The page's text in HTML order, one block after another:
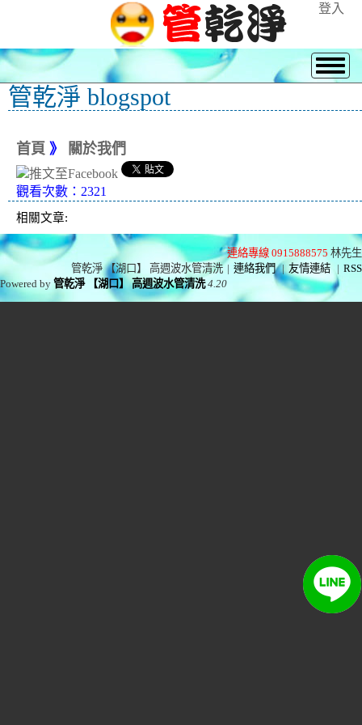
登入
管乾淨 blogspot
首頁 》 關於我們
觀看次數：2321
相關文章:
連絡專線 0915888575 林先生
管乾淨 【湖口】 高週波水管清洗 | 連絡我們 | 友情連結 | RSS
Powered by管乾淨 【湖口】 高週波水管清洗 4.20